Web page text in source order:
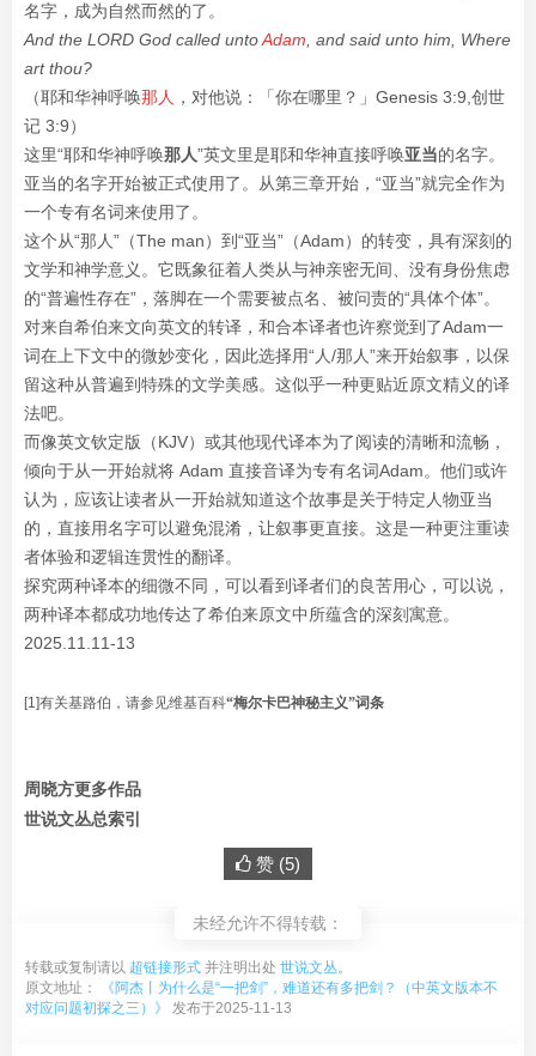
名字，成为自然而然的了。
And the LORD God called untoAdam , and said unto him, Where
art thou?
（耶和华神呼唤那人 ，对他说：「你在哪里？」 Genesis 3:9, 创世
记 3:9）
这里“耶和华神呼唤那人”英文里是耶和华神直接呼唤亚当的名字。
亚当的名字开始被正式使用了。从第三章开始，“亚当”就完全作为
一个专有名词来使用了。
这个从“那人”（The man）到“亚当”（Adam）的转变，具有深刻的
文学和神学意义。它既象征着人类从与神亲密无间、没有身份焦虑
的“普遍性存在”，落脚在一个需要被点名、被问责的“具体个体”。
对来自希伯来文向英文的转译，和合本译者也许察觉到了Adam一
词在上下文中的微妙变化，因此选择用“人/那人”来开始叙事，以保
留这种从普遍到特殊的文学美感。这似乎一种更贴近原文精义的译
法吧。
而像英文钦定版（KJV）或其他现代译本为了阅读的清晰和流畅，
倾向于从一开始就将 Adam 直接音译为专有名词Adam。他们或许
认为，应该让读者从一开始就知道这个故事是关于特定人物亚当
的，直接用名字可以避免混淆，让叙事更直接。这是一种更注重读
者体验和逻辑连贯性的翻译。
探究两种译本的细微不同，可以看到译者们的良苦用心，可以说，
两种译本都成功地传达了希伯来原文中所蕴含的深刻寓意。
2025.11.11-13
[1]有关基路伯 ， 请参见维基百科“梅尔卡巴神秘主义”词条
周晓方更多作品
世说文丛总索引
赞 (5)
未经允许不得转载：
转载或复制请以 超链接形式 并注明出处 世说文丛。
原文地址：
《阿杰丨为什么是“一把剑”，难道还有多把剑？（中英文版本不
对应问题初探之三）》
发布于2025-11-13